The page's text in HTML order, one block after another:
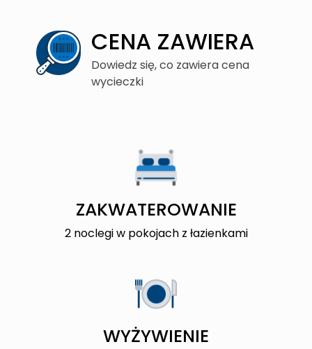
CENA ZAWIERA
Dowiedz się, co zawiera cena
wycieczki
ZAKWATEROWANIE
2 noclegi w pokojach z łazienkami
WYŻYWIENIE